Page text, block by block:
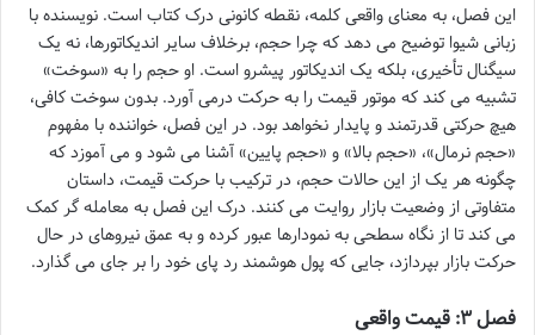
این فصل، به معنای واقعی کلمه، نقطه کانونی درک کتاب است. نویسنده با
زبانی شیوا توضیح می دهد که چرا حجم، برخلاف سایر اندیکاتورها، نه یک
سیگنال تأخیری، بلکه یک اندیکاتور پیشرو است. او حجم را به «سوخت»
تشبیه می کند که موتور قیمت را به حرکت درمی آورد. بدون سوخت کافی،
هیچ حرکتی قدرتمند و پایدار نخواهد بود. در این فصل، خواننده با مفهوم
«حجم نرمال»، «حجم بالا» و «حجم پایین» آشنا می شود و می آموزد که
چگونه هر یک از این حالات حجم، در ترکیب با حرکت قیمت، داستان
متفاوتی از وضعیت بازار روایت می کنند. درک این فصل به معامله گر کمک
می کند تا از نگاه سطحی به نمودارها عبور کرده و به عمق نیروهای در حال
حرکت بازار بپردازد، جایی که پول هوشمند رد پای خود را بر جای می گذارد.
فصل ۳: قیمت واقعی